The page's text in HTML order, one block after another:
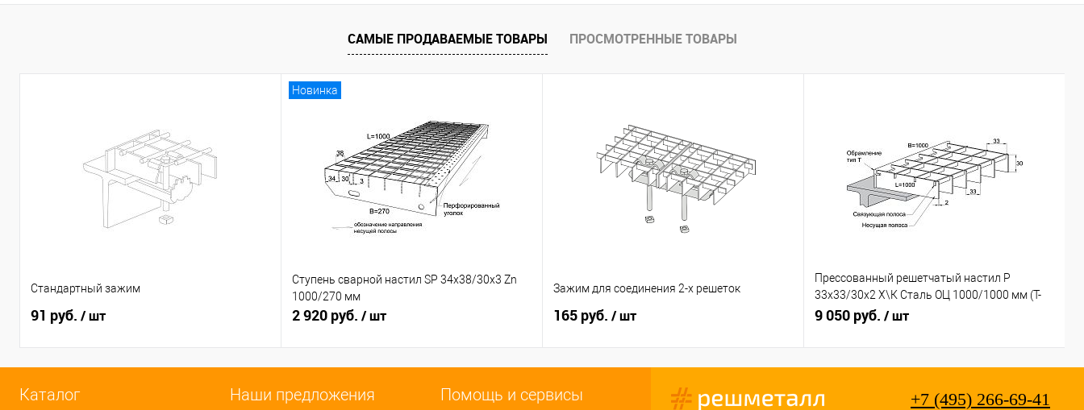
САМЫЕ ПРОДАВАЕМЫЕ ТОВАРЫ ПРОСМОТРЕННЫЕ ТОВАРЫ
Стандартный зажим
91 руб. / шт
Новинка
Ступень сварной настил SP 34х38/30x3 Zn
1000/270 мм
2 920 руб. / шт
Зажим для соединения 2-х решеток
165 руб. / шт
Прессованный решетчатый настил Р
33х33/30х2 Х\К Сталь ОЦ 1000/1000 мм (Т-
обр.)
9 050 руб. / шт
Каталог Наши предложения Помощь и сервисы +7 (495) 266-69-41